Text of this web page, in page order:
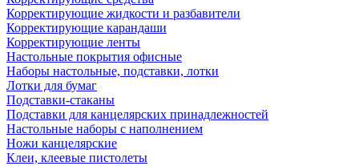
Корректирующие жидкости и разбавители
Корректирующие карандаши
Корректирующие ленты
Настольные покрытия офисные
Наборы настольные, подставки, лотки
Лотки для бумаг
Подставки-стаканы
Подставки для канцелярских принадлежностей
Настольные наборы с наполнением
Ножи канцелярские
Клеи, клеевые пистолеты